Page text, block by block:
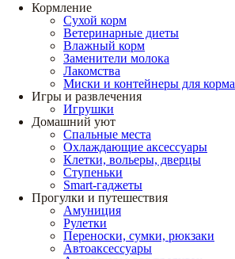
Кормление
Сухой корм
Ветеринарные диеты
Влажный корм
Заменители молока
Лакомства
Миски и контейнеры для корма
Игры и развлечения
Игрушки
Домашний уют
Спальные места
Охлаждающие аксессуары
Клетки, вольеры, дверцы
Ступеньки
Smart-гаджеты
Прогулки и путешествия
Амуниция
Рулетки
Переноски, сумки, рюкзаки
Автоаксессуары